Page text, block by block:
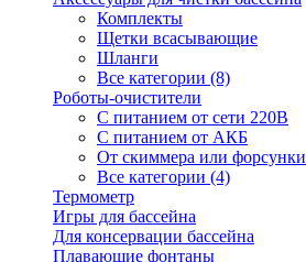
Комплекты
Щетки всасывающие
Шланги
Все категории (8)
Роботы-очистители
С питанием от сети 220В
С питанием от АКБ
От скиммера или форсунки
Все категории (4)
Термометр
Игры для бассейна
Для консервации бассейна
Плавающие фонтаны